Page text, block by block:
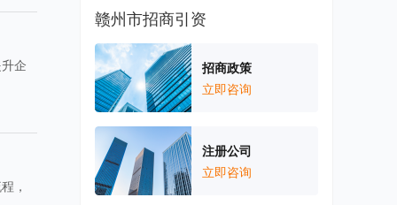
企
，
赣州市招商引资
招商政策
立即咨询
注册公司
立即咨询